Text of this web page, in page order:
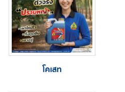
โคเสท